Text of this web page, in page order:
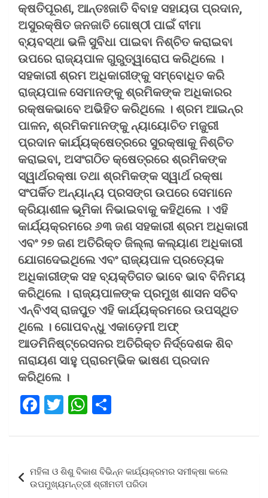
କ୍ଷତିପୂରଣ, ଆନ୍ତଃଜାତି ବିବାହ ସହାୟତା ପ୍ରଦାନ,
ଅସୁରକ୍ଷିତ ଜନଜାତି ଗୋଷ୍ଠୀ ପାଇଁ ବୀମା
ବ୍ୟବସ୍ଥା ଭଳି ସୁବିଧା ପାଇବା ନିଶ୍ଚିତ କରାଇବା
ଉପରେ ରାଜ୍ୟପାଳ ଗୁରୁତ୍ୱାରୋପ କରିଥିଲେ ।
ସହକାରୀ ଶ୍ରମ ଅଧିକାରୀଙ୍କୁ ସମ୍ବୋଧିତ କରି
ରାଜ୍ୟପାଳ ସେମାନଙ୍କୁ ଶ୍ରମିକଙ୍କ ଅଧିକାରର
ରକ୍ଷକଭାବେ ଅଭିହିତ କରିଥିଲେ । ଶ୍ରମ ଆଇନ୍‌ର
ପାଳନ, ଶ୍ରମିକମାନଙ୍କୁ ନ୍ୟାୟୋଚିତ ମଜୁରୀ
ପ୍ରଦାନ କାର୍ଯ୍ୟକ୍ଷେତ୍ରରେ ସୁରକ୍ଷାକୁ ନିଶ୍ଚିତ
କରାଇବା, ଅସଂଗଠିତ କ୍ଷେତ୍ରରେ ଶ୍ରମିକଙ୍କ
ସ୍ୱାର୍ଥରକ୍ଷା ତଥା ଶ୍ରମିକଙ୍କ ସ୍ୱାର୍ଥ ରକ୍ଷା
ସଂପର୍କିତ ଅନ୍ୟାନ୍ୟ ପ୍ରସଙ୍ଗ ଉପରେ ସେମାନେ
କ୍ରିୟାଶୀଳ ଭୂମିକା ନିଭାଇବାକୁ କହିଥିଲେ । ଏହି
କାର୍ଯ୍ୟକ୍ରମରେ ୬୩ ଜଣ ସହକାରୀ ଶ୍ରମ ଅଧିକାରୀ
ଏବଂ ୨୭ ଜଣ ଅତିରିକ୍ତ ଜିଲ୍ଲା କଲ୍ୟାଣ ଅଧିକାରୀ
ଯୋଗଦେଇଥିଲେ ଏବଂ ରାଜ୍ୟପାଳ ପ୍ରତ୍ୟେକ
ଅଧିକାରୀଙ୍କ ସହ ବ୍ୟକ୍ତିଗତ ଭାବେ ଭାବ ବିନିମୟ
କରିଥିଲେ । ରାଜ୍ୟପାଳଙ୍କ ପ୍ରମୁଖ ଶାସନ ସଚିବ
ଏନ୍‌ବିଏସ୍ ରାଜପୁତ ଏହି କାର୍ଯ୍ୟକ୍ରମରେ ଉପସ୍ଥିତ
ଥିଲେ । ଗୋପବନ୍ଧୁ ଏକାଡ଼େମୀ ଅଫ୍
ଆଡମିନିଷ୍ଟ୍ରେସନର ଅତିରିକ୍ତ ନିର୍ଦ୍ଦେଶକ ଶିବ
ନାରାୟଣ ସାହୁ ପ୍ରାରମ୍ଭିକ ଭାଷଣ ପ୍ରଦାନ
କରିଥିଲେ ।
F
ce
b
o
T
tt
er
W
at
A
ar
navigation
ମହିଳା ଓ ଶିଶୁ ବିକାଶ ବିଭିନ୍ନ କାର୍ଯ୍ୟକ୍ରମର ସମୀକ୍ଷା କଲେ
ଉପମୁଖ୍ୟମନ୍ତ୍ରୀ ଶ୍ରୀମତୀ ପରିଡା